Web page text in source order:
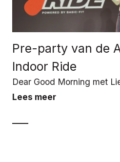
Pre-party van de
Indoor Ride
Dear Good Morning met
Lees meer